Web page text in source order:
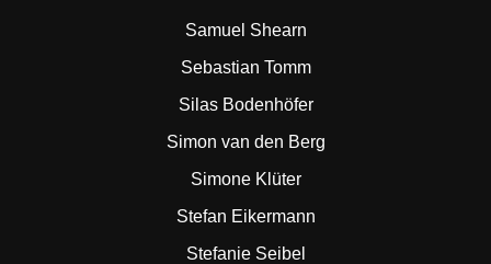
Samuel Shearn
Sebastian Tomm
Silas Bodenhöfer
Simon van den Berg
Simone Klüter
Stefan Eikermann
Stefanie Seibel